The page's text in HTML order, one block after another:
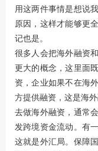
用这两件事情是想说
原因，这样才能够更
记也是。
很多人会把海外融资
更大的概念，这里面
资，企业如果不在海
方提供融资，这是海
去做海外融资，通常
发跨境资金流动。有
这就是外汇局。保障